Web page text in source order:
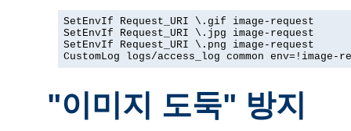
SetEnvIf Request_URI \.gif image-request
SetEnvIf Request_URI \.jpg image-request
SetEnvIf Request_URI \.png image-request
CustomLog logs/access_log common env=!image-
"이미지 도둑" 방지